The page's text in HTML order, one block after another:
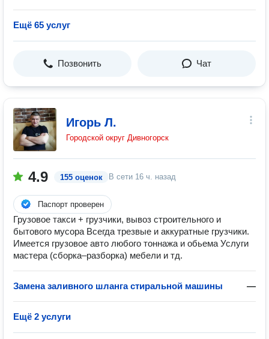
Ещё 65 услуг
Позвонить Чат
Игорь Л.
Городской округ Дивногорск
4.9 155 оценок В сети 16 ч. назад
Паспорт проверен
Грузовое такси + грузчики, вывоз строительного и
бытового мусора Всегда трезвые и аккуратные грузчики.
Имеется грузовое авто любого тоннажа и обьема Услуги
мастера (сборка–разборка) мебели и тд.
Замена заливного шланга стиральной машины —
Ещё 2 услуги